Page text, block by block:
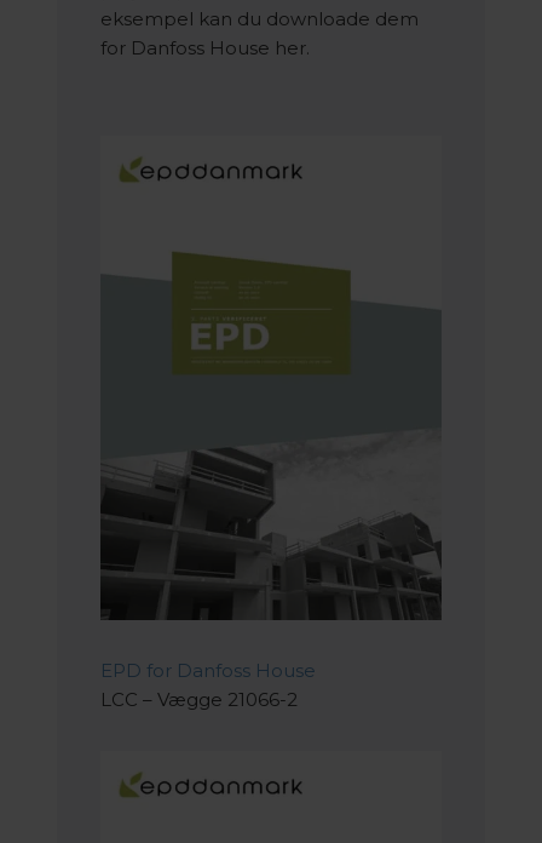
eksempel kan du downloade dem
for Danfoss House her.
EPD for Danfoss House
LCC – Vægge 21066-2